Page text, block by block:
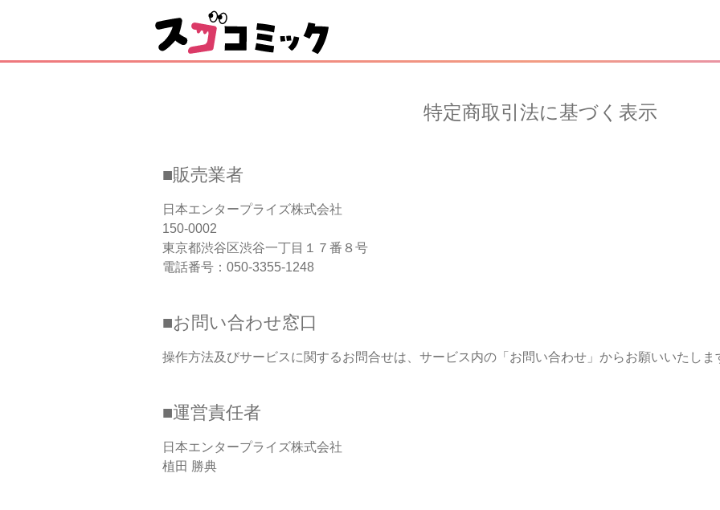
特定商取引法に基づく表示
■販売業者
日本エンタープライズ株式会社
150-0002
東京都渋谷区渋谷一丁目１７番８号
電話番号：050-3355-1248
■お問い合わせ窓口
操作方法及びサービスに関するお問合せは、サービス内の「お問い合わせ」からお願いいたしま
■運営責任者
日本エンタープライズ株式会社
植田 勝典